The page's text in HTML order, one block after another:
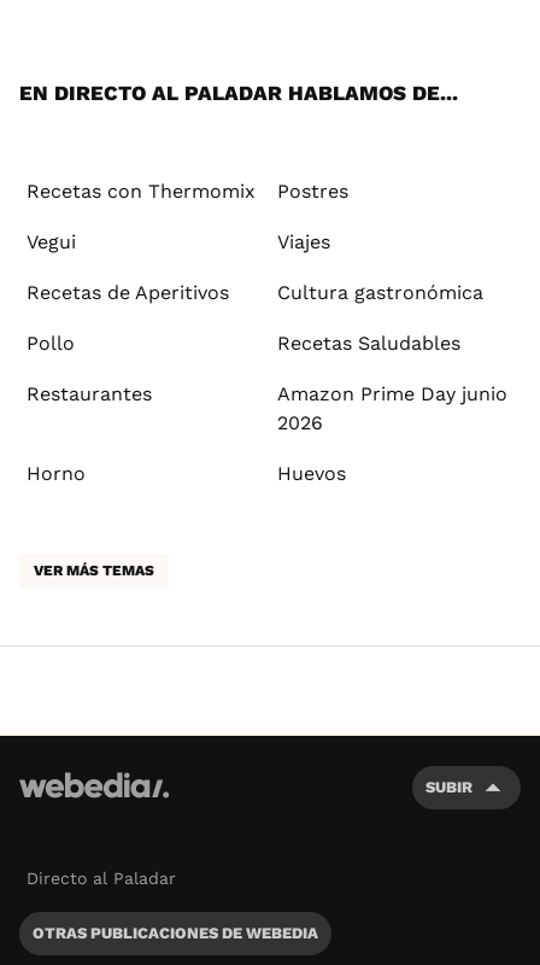
EN DIRECTO AL PALADAR HABLAMOS DE...
Recetas con Thermomix Postres
Vegui Viajes
Recetas de Aperitivos Cultura gastronómica
Pollo Recetas Saludables
Restaurantes
Amazon Prime Day junio
2026
Horno Huevos
VER MÁS TEMAS
SUBIR
Directo al Paladar
OTRAS PUBLICACIONES DE WEBEDIA